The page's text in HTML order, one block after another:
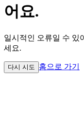
어요.
일시적인 오류일 수 있
세요.
다시 시도 홈으로 가기